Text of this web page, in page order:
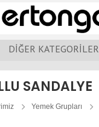
DİĞER KATEGORİLER
SANDALYE
Yemek Grupları